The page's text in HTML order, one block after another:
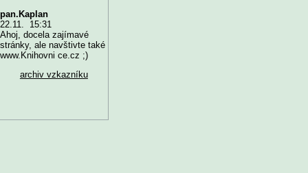
pan.Kaplan
22.11. 15:31
Ahoj, docela zajímavé
stránky, ale navštivte také
www.Knihovni ce.cz ;)
archiv vzkazníku